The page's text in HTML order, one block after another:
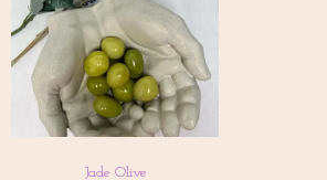
Jade Olive